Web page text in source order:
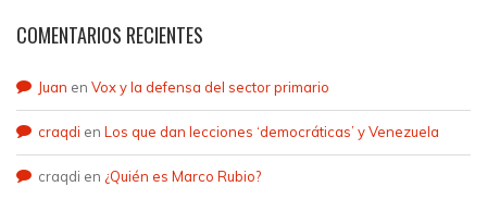
COMENTARIOS RECIENTES
Juan en Vox y la defensa del sector primario
craqdi en Los que dan lecciones ‘democráticas’ y Venezuela
craqdi en ¿Quién es Marco Rubio?